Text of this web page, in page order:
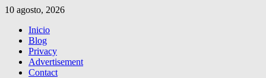
10 agosto, 2026
Inicio
Blog
Privacy
Advertisement
Contact